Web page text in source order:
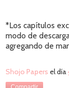
*Los capítulos
modo de
agregando de
Shojo Papers el día